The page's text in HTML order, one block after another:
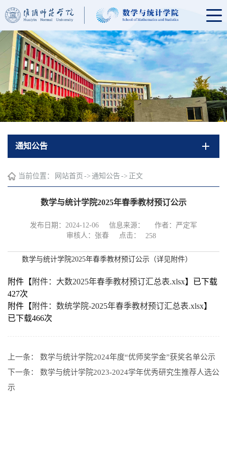
通知公告
当前位置： 网站首页 -> 通知公告 -> 正文
数学与统计学院2025年春季教材预订公示
发布日期：2024-12-06 信息来源：
作者：严定军
审核人：张春
点击： 258
数学与统计学院2025年春季教材预订公示（详见附件）
附件【 附件：大数2025年春季教材预订汇总表.xlsx】已下载
427次
附件【 附件：数统学院-2025年春季教材预订汇总表.xlsx】
已下载466次
上一条： 数学与统计学院2024年度“优师奖学金”获奖名单公示
下一条： 数学与统计学院2023-2024学年优秀研究生推荐人选公
示